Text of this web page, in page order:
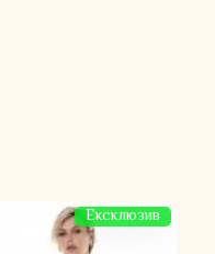
Ексклюзив